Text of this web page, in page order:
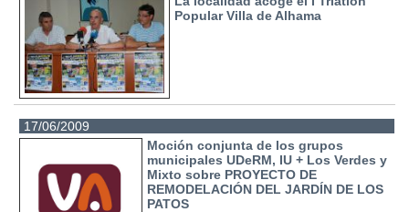
Popular Villa de Alhama
17/06/2009
Moción conjunta de los grupos
municipales UDeRM, IU + Los Verdes y
Mixto sobre PROYECTO DE
REMODELACIÓN DEL JARDÍN DE LOS
PATOS